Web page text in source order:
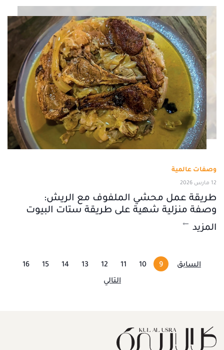
وصفات عالمية
12 مارس 2026
طريقة عمل محشي الملفوف مع الريش:
وصفة منزلية شهية على طريقة ستات البيوت
المزيد
السابق 9
10
11
12
13
14
15
16
التالي